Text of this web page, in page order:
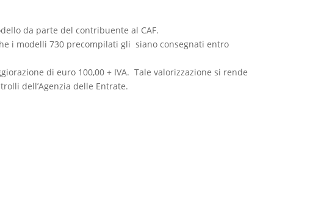
da parte del contribuente al CAF.
i modelli 730 precompilati gli siano consegnati entro
di euro 100,00 + IVA. Tale valorizzazione si rende
dell’Agenzia delle Entrate.